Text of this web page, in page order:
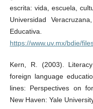
escrita: vida, escuela,
Universidad
Educativa.
https://www.uv.mx/bdie/
Kern, R. (2003).
foreign language
lines: Perspectives on
New Haven: Yale